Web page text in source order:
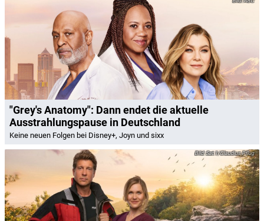
"Grey's Anatomy": Dann endet die aktuelle
Ausstrahlungspause in Deutschland
Keine neuen Folgen bei Disney+, Joyn und sixx
Sat.1/Claudius Pflug